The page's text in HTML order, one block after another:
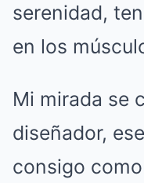
serenidad,
en los
Mi mirada se
diseñador,
consigo